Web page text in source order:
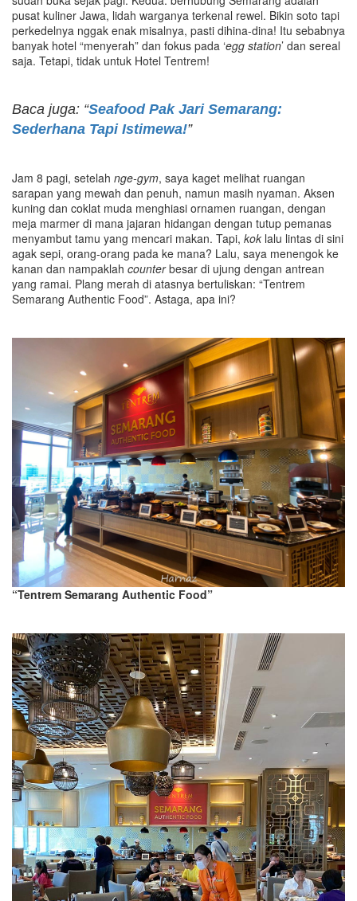
pusat kuliner Jawa, lidah warganya terkenal rewel. Bikin soto tapi
perkedelnya nggak enak misalnya, pasti dihina-dina! Itu sebabnya
banyak hotel “menyerah” dan fokus pada ‘egg station’ dan sereal
saja. Tetapi, tidak untuk Hotel Tentrem!
Baca juga: “Seafood Pak Jari Semarang:
Sederhana Tapi Istimewa!”
Jam 8 pagi, setelah nge-gym, saya kaget melihat ruangan
sarapan yang mewah dan penuh, namun masih nyaman. Aksen
kuning dan coklat muda menghiasi ornamen ruangan, dengan
meja marmer di mana jajaran hidangan dengan tutup pemanas
menyambut tamu yang mencari makan. Tapi, kok lalu lintas di sini
agak sepi, orang-orang pada ke mana? Lalu, saya menengok ke
kanan dan nampaklah counterbesar di ujung dengan antrean
yang ramai. Plang merah di atasnya bertuliskan: “Tentrem
Semarang Authentic Food”. Astaga, apa ini?
“Tentrem Semarang Authentic Food”